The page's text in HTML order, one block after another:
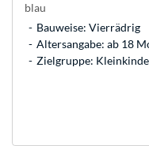
blau
Bauweise: Vierrädrig
Altersangabe: ab 18
Zielgruppe: